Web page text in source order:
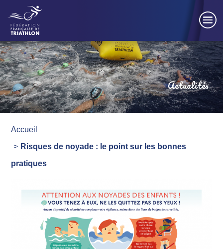
Actualités
Accueil
Risques de noyade : le point sur les bonnes
pratiques
Panneau de gestion des cookies